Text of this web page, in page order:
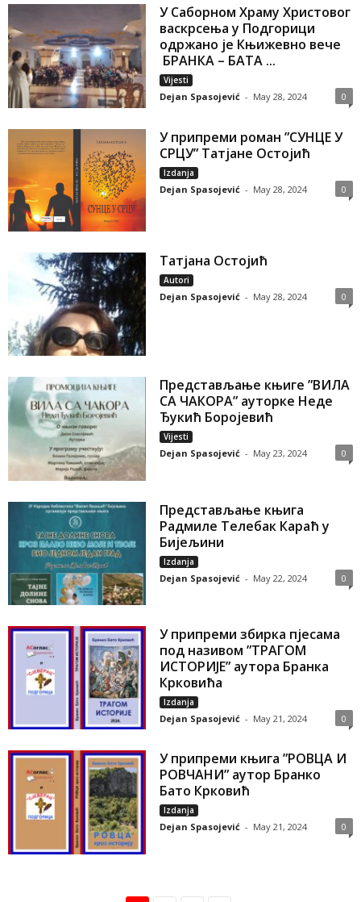
У Саборном Храму Христовог
васкрсења у Подгорици
одржано је Књижевно вече
БРАНКА – БАТА ...
Vijesti
Dejan Spasojević - May 28, 2024 0
У припреми роман ”СУНЦЕ У
СРЦУ” Татјане Остојић
Izdanja
Dejan Spasojević - May 28, 2024 0
Татјана Остојић
Autori
Dejan Spasojević - May 28, 2024 0
Представљање књиге ”ВИЛА
СА ЧАКОРА” ауторке Неде
Ђукић Боројевић
Vijesti
Dejan Spasojević - May 23, 2024 0
Представљање књига
Радмиле Телебак Караћ у
Бијељини
Izdanja
Dejan Spasojević - May 22, 2024 0
У припреми збирка пјесама
под називом ”ТРАГОМ
ИСТОРИЈЕ” аутора Бранка
Крковића
Izdanja
Dejan Spasojević - May 21, 2024 0
У припреми књига ”РОВЦА И
РОВЧАНИ” аутор Бранко
Бато Крковић
Izdanja
Dejan Spasojević - May 21, 2024 0